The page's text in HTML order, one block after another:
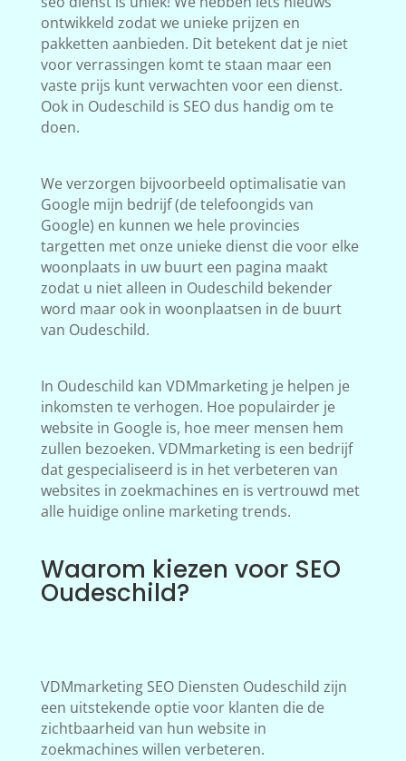
ontwikkeld zodat we unieke prijzen en
pakketten aanbieden. Dit betekent dat je niet
voor verrassingen komt te staan maar een
vaste prijs kunt verwachten voor een dienst.
Ook in Oudeschild is SEO dus handig om te
doen.
We verzorgen bijvoorbeeld optimalisatie van
Google mijn bedrijf (de telefoongids van
Google) en kunnen we hele provincies
targetten met onze unieke dienst die voor elke
woonplaats in uw buurt een pagina maakt
zodat u niet alleen in Oudeschild bekender
word maar ook in woonplaatsen in de buurt
van Oudeschild.
In Oudeschild kan VDMmarketing je helpen je
inkomsten te verhogen. Hoe populairder je
website in Google is, hoe meer mensen hem
zullen bezoeken. VDMmarketing is een bedrijf
dat gespecialiseerd is in het verbeteren van
websites in zoekmachines en is vertrouwd met
alle huidige online marketing trends.
Waarom kiezen voor SEO
Oudeschild?
VDMmarketing SEO Diensten Oudeschild zijn
een uitstekende optie voor klanten die de
zichtbaarheid van hun website in
zoekmachines willen verbeteren.